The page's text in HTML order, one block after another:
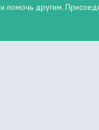
и помочь другим.